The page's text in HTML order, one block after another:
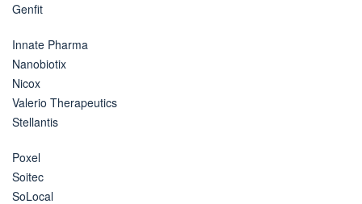
Genfit
Innate Pharma
Nanobiotix
Nicox
Valerio Therapeutics
Stellantis
Poxel
Soitec
SoLocal